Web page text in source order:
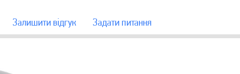
Залишити вiдгук Задати питання